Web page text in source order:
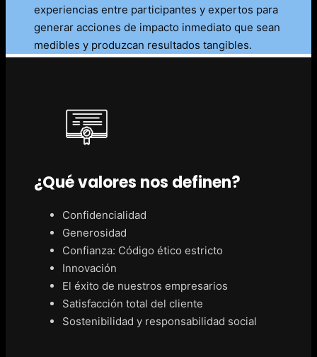
experiencias entre participantes y expertos para
generar acciones de impacto inmediato que sean
medibles y produzcan resultados tangibles.
¿Qué valores nos definen?
Confidencialidad
Generosidad
Confianza: Código ético estricto
Innovación
El éxito de nuestros empresarios
Satisfacción total del cliente
Sostenibilidad y responsabilidad social